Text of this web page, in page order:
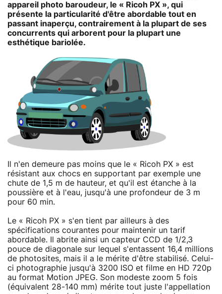
appareil photo baroudeur, le « Ricoh PX », qui
présente la particularité d'être abordable tout en
passant inaperçu, contrairement à la plupart de ses
concurrents qui arborent pour la plupart une
esthétique bariolée.
Il n'en demeure pas moins que le « Ricoh PX » est
résistant aux chocs en supportant par exemple une
chute de 1,5 m de hauteur, et qu'il est étanche à la
poussière et à l'eau, jusqu'à une profondeur de 3 m
pour 60 min.
Le « Ricoh PX » s'en tient par ailleurs à des
spécifications courantes pour maintenir un tarif
abordable. Il abrite ainsi un capteur CCD de 1/2,3
pouce de diagonale sur lequel s'entassent 16,4 millions
de photosites, mais il a le mérite d'être stabilisé. Celui-
ci photographie jusqu'à 3200 ISO et filme en HD 720p
au format Motion JPEG. Son modeste zoom 5 fois
(équivalent 28-140 mm) mérite tout juste l'appellation